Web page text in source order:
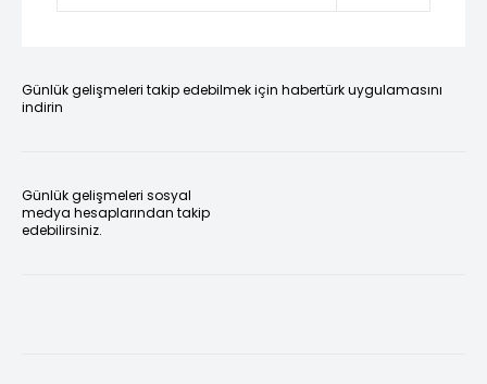
Günlük gelişmeleri takip edebilmek için habertürk uygulamasını
indirin
Günlük gelişmeleri sosyal
medya hesaplarından takip
edebilirsiniz.